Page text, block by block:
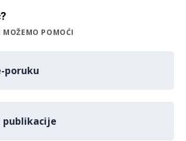
POMOĆI
poruku
publikacije